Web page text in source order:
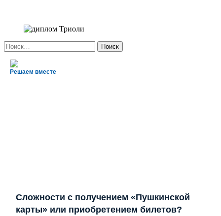
Найти:
Решаем вместе
Сложности с получением «Пушкинской
карты» или приобретением билетов?